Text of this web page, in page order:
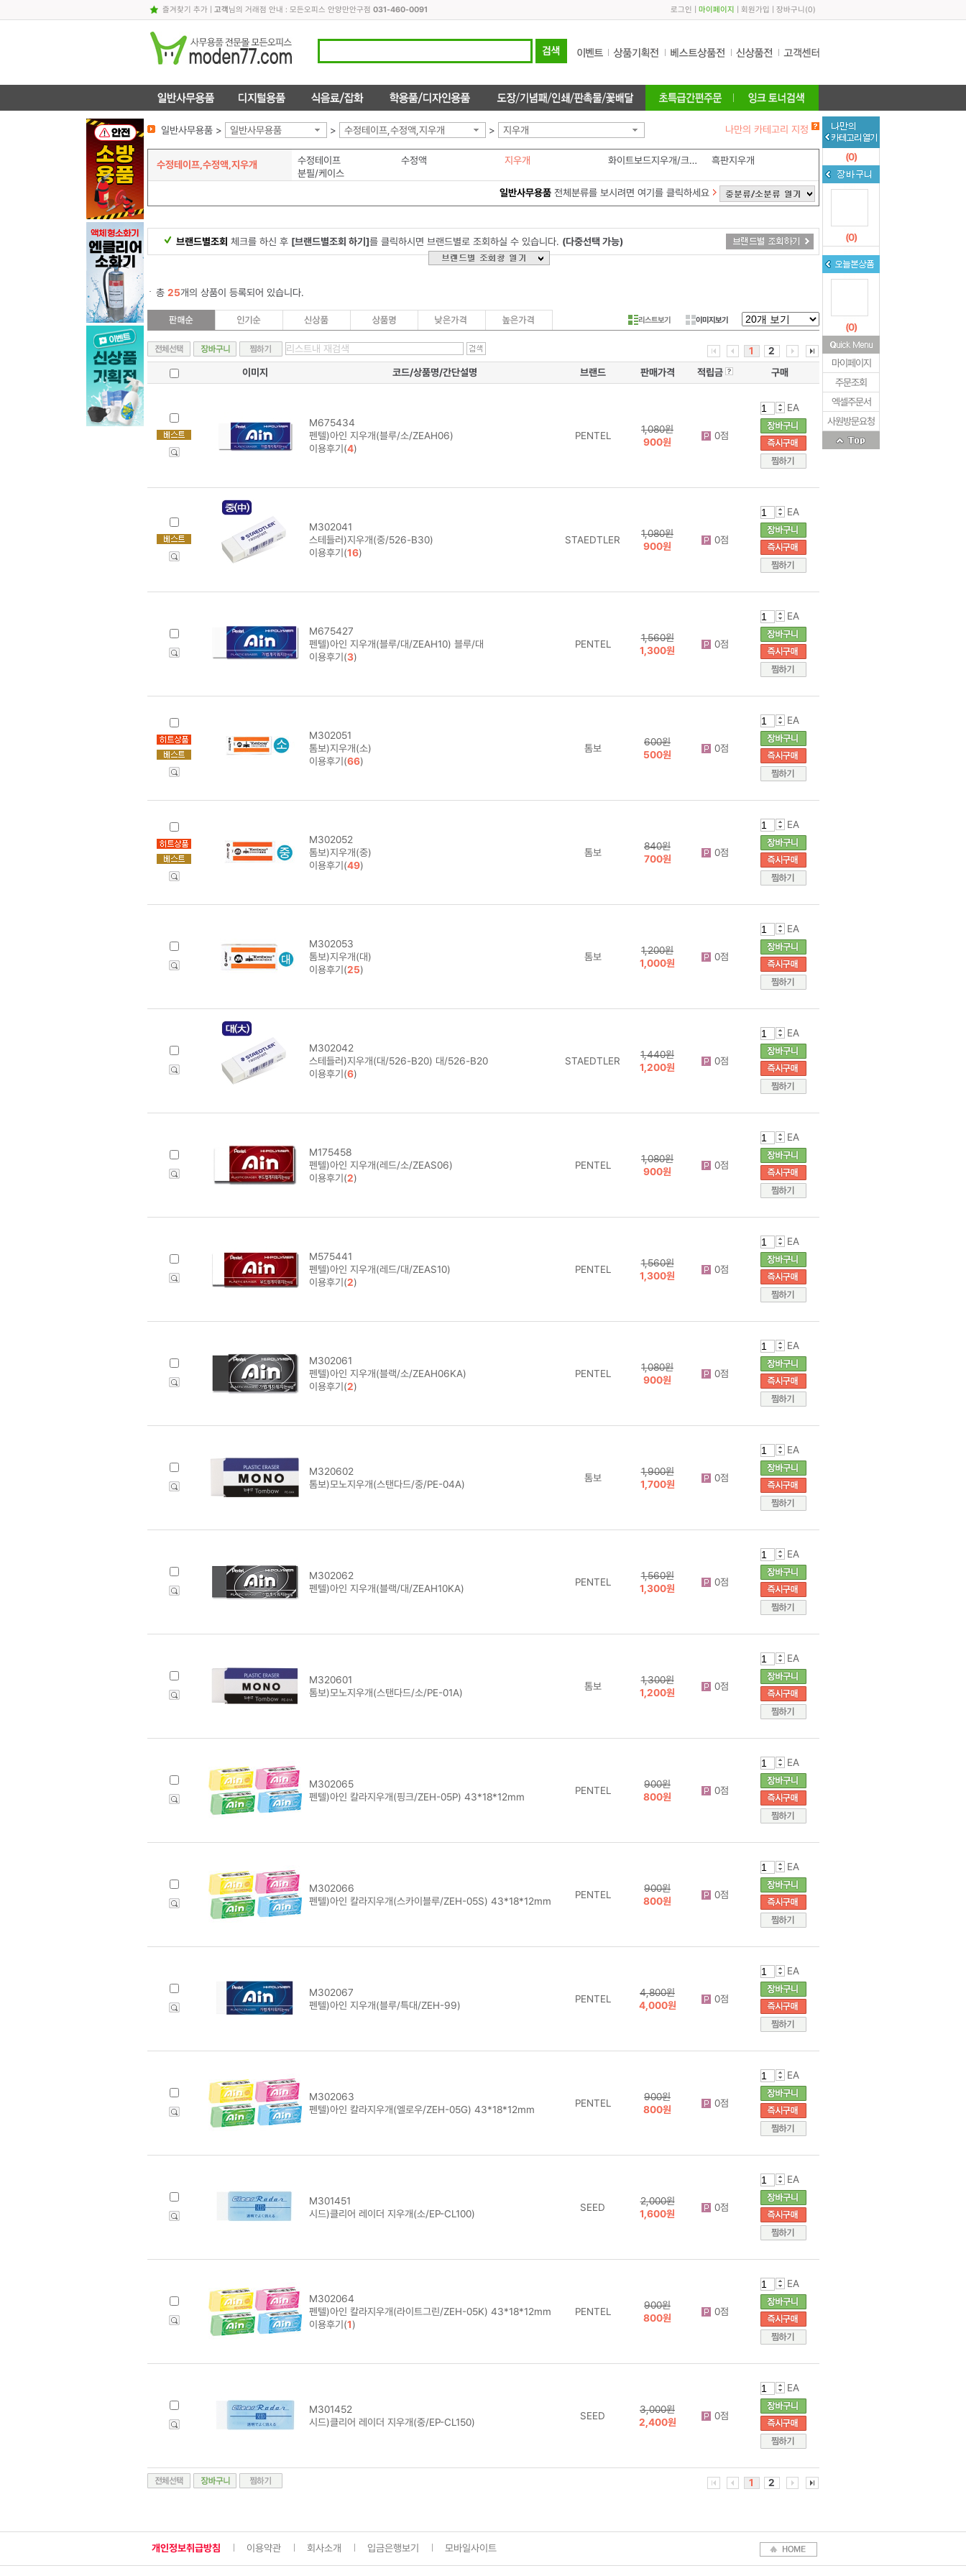
즐겨찾기 추가| 고객님의 거래점 안내 : 모든오피스 안양만안구점 031-460-0091 로그인 마이페이지 회원가입 장바구니 (0)
일반사무용품 > 일반사무용품 > 수정테이프,수정액,지우개 > 지우개 나만의 카테고리 지정
수정테이프,수정액,지우개 수정테이프 수정액 지우개 화이트보드지우개/크리너
흑판지우개
분필/케이스
일반사무용품전체분류를 보시려면 여기를 클릭하세요
브랜드별조회 체크를 하신 후 [브랜드별조회 하기]를 클릭하시면 브랜드별로 조회하실 수 있습니다. (다중선택 가능)
총 25개의 상품이 등록되어 있습니다.
리스트보기 이미지보기
1
2
이미지
코드/상품명/간단설명 브랜드 판매가격 적립금 구매
M675434
펜텔)아인 지우개(블루/소/ZEAH06)
이용후기(4)
PENTEL
1,080원
900원
0점
EA
M302041
스테들러)지우개(중/526-B30)
이용후기(16)
STAEDTLER
1,080원
900원
0점
EA
M675427
펜텔)아인 지우개(블루/대/ZEAH10) 블루/대
이용후기(3)
PENTEL
1,560원
1,300원
0점
EA
M302051
톰보)지우개(소)
이용후기(66)
톰보
600원
500원
0점
EA
M302052
톰보)지우개(중)
이용후기(49)
톰보
840원
700원
0점
EA
M302053
톰보)지우개(대)
이용후기(25)
톰보
1,200원
1,000원
0점
EA
M302042
스테들러)지우개(대/526-B20) 대/526-B20
이용후기(6)
STAEDTLER
1,440원
1,200원
0점
EA
M175458
펜텔)아인 지우개(레드/소/ZEAS06)
이용후기(2)
PENTEL
1,080원
900원
0점
EA
M575441
펜텔)아인 지우개(레드/대/ZEAS10)
이용후기(2)
PENTEL
1,560원
1,300원
0점
EA
M302061
펜텔)아인 지우개(블랙/소/ZEAH06KA)
이용후기(2)
PENTEL
1,080원
900원
0점
EA
M320602
톰보)모노지우개(스탠다드/중/PE-04A)
톰보
1,900원
1,700원
0점
EA
M302062
펜텔)아인 지우개(블랙/대/ZEAH10KA)
PENTEL
1,560원
1,300원
0점
EA
M320601
톰보)모노지우개(스탠다드/소/PE-01A)
톰보
1,300원
1,200원
0점
EA
M302065
펜텔)아인 칼라지우개(핑크/ZEH-05P) 43*18*12mm
PENTEL
900원
800원
0점
EA
M302066
펜텔)아인 칼라지우개(스카이블루/ZEH-05S) 43*18*12mm
PENTEL
900원
800원
0점
EA
M302067
펜텔)아인 지우개(블루/특대/ZEH-99)
PENTEL
4,800원
4,000원
0점
EA
M302063
펜텔)아인 칼라지우개(엘로우/ZEH-05G) 43*18*12mm
PENTEL
900원
800원
0점
EA
M301451
시드)클리어 레이더 지우개(소/EP-CL100)
SEED
2,000원
1,600원
0점
EA
M302064
펜텔)아인 칼라지우개(라이트그린/ZEH-05K) 43*18*12mm
이용후기(1)
PENTEL
900원
800원
0점
EA
M301452
시드)클리어 레이더 지우개(중/EP-CL150)
SEED
3,000원
2,400원
0점
EA
1 2
(0)
(0)
(0)
마이페이지
주문조회
엑셀주문서
사원방문요청
개인정보취급방침 이용약관 회사소개 입금은행보기 모바일사이트